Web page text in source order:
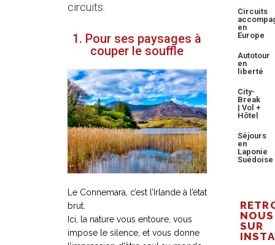
circuits.
1. Pour ses paysages à
couper le souffle
Le Connemara, c’est l’Irlande à l’état
brut.
Ici, la nature vous entoure, vous
impose le silence, et vous donne
Circuits
en
Europe
Autotour
en
liberté
City-
Break
| Vol +
Hôtel
Séjours
en
Laponie
Suédoise
NOUS
SUR